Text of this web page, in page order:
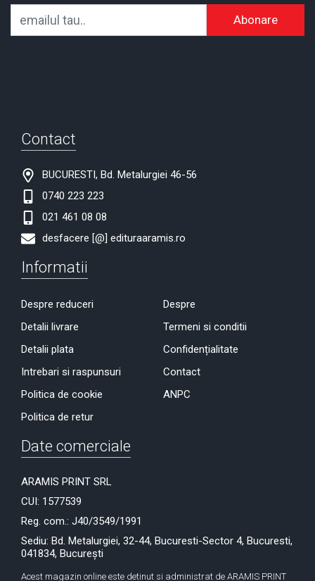
Abonare
Contact
BUCURESTI, Bd. Metalurgiei 46-56
0740 223 223
021 461 08 08
desfacere [@] edituraaramis.ro
Informatii
Despre reduceri
Detalii livrare
Detalii plata
Intrebari si raspunsuri
Politica de cookie
Politica de retur
Despre
Termeni si conditii
Confidențialitate
Contact
ANPC
Date comerciale
ARAMIS PRINT SRL
CUI: 1577539
Reg. com.: J40/3549/1991
Sediu: Bd. Metalurgiei, 32-44, Bucuresti-Sector 4, Bucuresti,
041834, București
Acest magazin online este detinut si administrat de ARAMIS PRINT